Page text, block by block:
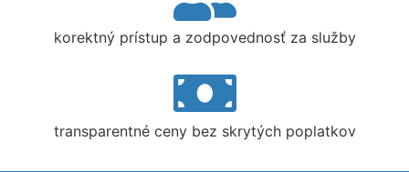
korektný prístup a zodpovednosť za služby
transparentné ceny bez skrytých poplatkov